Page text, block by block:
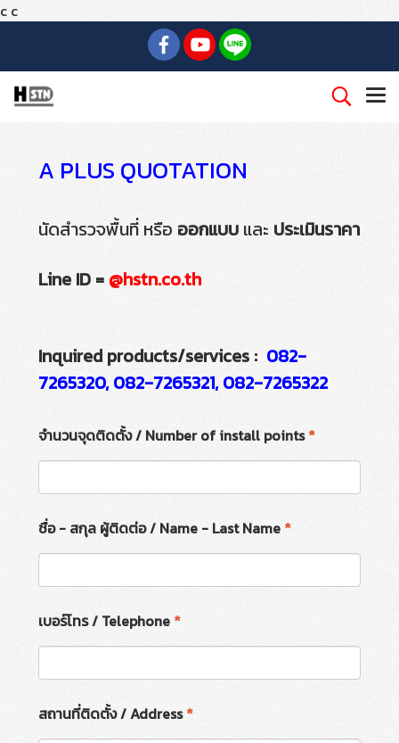
c c
A PLUS QUOTATION
นัดสำรวจพื้นที่ หรือ ออกแบบ และ ประเมินราคา
Line ID = @hstn.co.th
Inquired products/services : 082-
7265320, 082-7265321, 082-7265322
จำนวนจุดติดตั้ง / Number of install points *
ชื่อ - สกุล ผู้ติดต่อ / Name - Last Name *
เบอร์โทร / Telephone *
สถานที่ติดตั้ง / Address *